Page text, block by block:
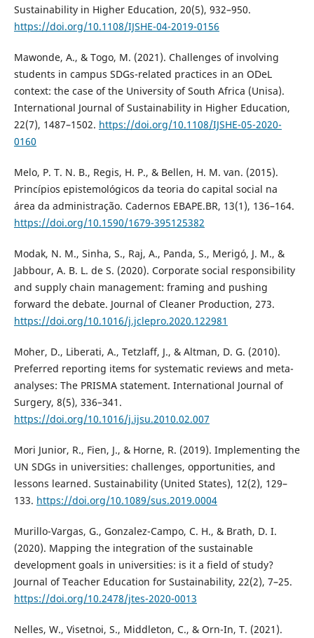
Sustainability in Higher Education, 20(5), 932–950.
https://doi.org/10.1108/IJSHE-04-2019-0156
Mawonde, A., & Togo, M. (2021). Challenges of involving
students in campus SDGs-related practices in an ODeL
context: the case of the University of South Africa (Unisa).
International Journal of Sustainability in Higher Education,
22(7), 1487–1502. https://doi.org/10.1108/IJSHE-05-2020-
0160
Melo, P. T. N. B., Regis, H. P., & Bellen, H. M. van. (2015).
Princípios epistemológicos da teoria do capital social na
área da administração. Cadernos EBAPE.BR, 13(1), 136–164.
https://doi.org/10.1590/1679-395125382
Modak, N. M., Sinha, S., Raj, A., Panda, S., Merigó, J. M., &
Jabbour, A. B. L. de S. (2020). Corporate social responsibility
and supply chain management: framing and pushing
forward the debate. Journal of Cleaner Production, 273.
https://doi.org/10.1016/j.jclepro.2020.122981
Moher, D., Liberati, A., Tetzlaff, J., & Altman, D. G. (2010).
Preferred reporting items for systematic reviews and meta-
analyses: The PRISMA statement. International Journal of
Surgery, 8(5), 336–341.
https://doi.org/10.1016/j.ijsu.2010.02.007
Mori Junior, R., Fien, J., & Horne, R. (2019). Implementing the
UN SDGs in universities: challenges, opportunities, and
lessons learned. Sustainability (United States), 12(2), 129–
133. https://doi.org/10.1089/sus.2019.0004
Murillo-Vargas, G., Gonzalez-Campo, C. H., & Brath, D. I.
(2020). Mapping the integration of the sustainable
development goals in universities: is it a field of study?
Journal of Teacher Education for Sustainability, 22(2), 7–25.
https://doi.org/10.2478/jtes-2020-0013
Nelles, W., Visetnoi, S., Middleton, C., & Orn-In, T. (2021).